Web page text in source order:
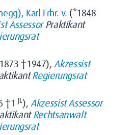
Karl Frhr. v. (*1848
Assessor Praktikant
†1947),Akzessist
Regierungsrat
†1 JL),Akzessist Assessor
Rechtsanwalt